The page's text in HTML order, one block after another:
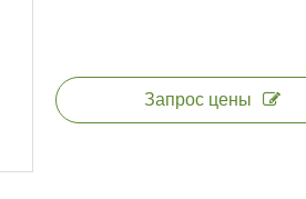
Запрос цены